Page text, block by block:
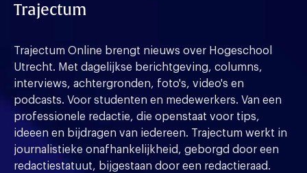
Trajectum
Trajectum Online brengt nieuws over Hogeschool
Utrecht. Met dagelijkse berichtgeving, columns,
interviews, achtergronden, foto's, video's en
podcasts. Voor studenten en medewerkers. Van een
professionele redactie, die openstaat voor tips,
ideeen en bijdragen van iedereen. Trajectum werkt in
journalistieke onafhankelijkheid, geborgd door een
redactiestatuut, bijgestaan door een redactieraad.